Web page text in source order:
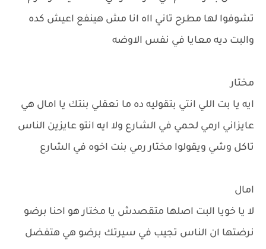
تشوفوا لها مطرح تاني ااه انا مش هينفع اعيش كده
والبت ديه معايا في نفس الاوضه
مختار
ايه يا بت اللي انتي بتقوليه ده ما تعقلي بنتك يا امال هي
عايزاني ارمي لحمي في الشارع ولا ايه انتو عايزين الناس
تاكل وشي ويقولوا مختار رمي بنت اخوه في الشارع
امال
لا يا خويا البت اصلها متقصدش يا مختار هو احنا برضو
نرضتها ان الناس تجيب في سيرتك برضو هي هتفضل